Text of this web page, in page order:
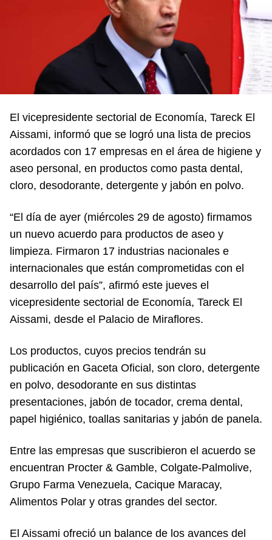
El vicepresidente sectorial de Economía, Tareck El
Aissami, informó que se logró una lista de precios
acordados con 17 empresas en el área de higiene y
aseo personal, en productos como pasta dental,
cloro, desodorante, detergente y jabón en polvo.
“El día de ayer (miércoles 29 de agosto) firmamos
un nuevo acuerdo para productos de aseo y
limpieza. Firmaron 17 industrias nacionales e
internacionales que están comprometidas con el
desarrollo del país”, afirmó este jueves el
vicepresidente sectorial de Economía, Tareck El
Aissami, desde el Palacio de Miraflores.
Los productos, cuyos precios tendrán su
publicación en Gaceta Oficial, son cloro, detergente
en polvo, desodorante en sus distintas
presentaciones, jabón de tocador, crema dental,
papel higiénico, toallas sanitarias y jabón de panela.
Entre las empresas que suscribieron el acuerdo se
encuentran Procter & Gamble, Colgate-Palmolive,
Grupo Farma Venezuela, Cacique Maracay,
Alimentos Polar y otras grandes del sector.
El Aissami ofreció un balance de los avances del